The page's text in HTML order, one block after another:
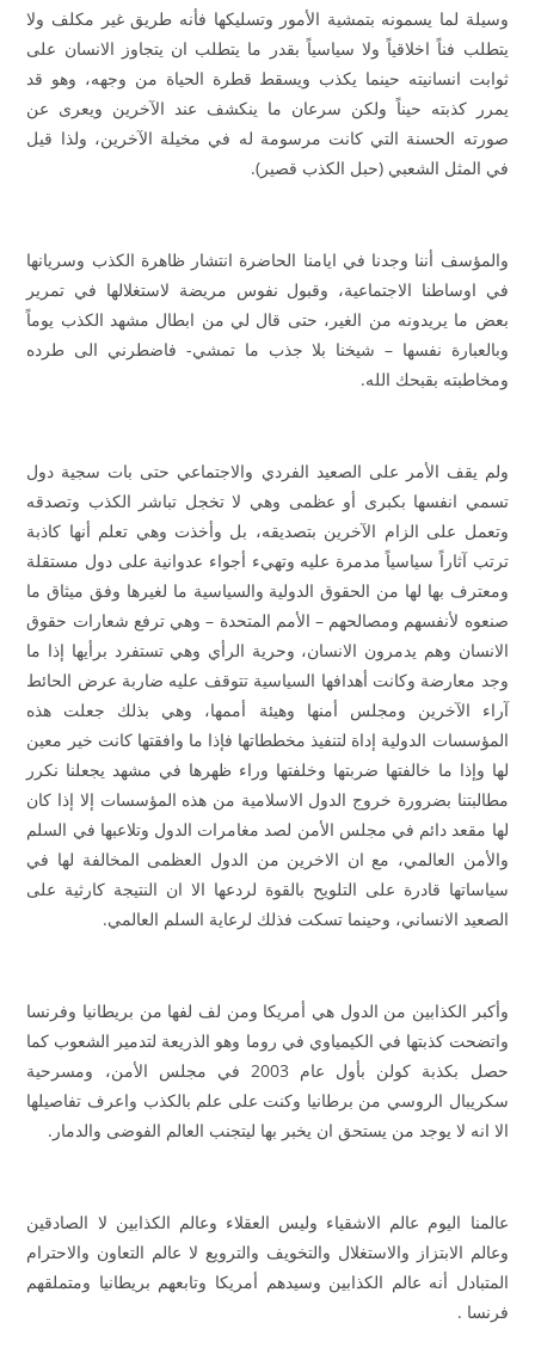
وسيلة لما يسمونه بتمشية الأمور وتسليكها فأنه طريق غير مكلف ولا
يتطلب فناً اخلاقياً ولا سياسياً بقدر ما يتطلب ان يتجاوز الانسان على
ثوابت انسانيته حينما يكذب ويسقط قطرة الحياة من وجهه، وهو قد
يمرر كذبته حيناً ولكن سرعان ما ينكشف عند الآخرين ويعرى عن
صورته الحسنة التي كانت مرسومة له في مخيلة الآخرين، ولذا قيل
في المثل الشعبي (حبل الكذب قصير).
والمؤسف أننا وجدنا في ايامنا الحاضرة انتشار ظاهرة الكذب وسريانها
في اوساطنا الاجتماعية، وقبول نفوس مريضة لاستغلالها في تمرير
بعض ما يريدونه من الغير، حتى قال لي من ابطال مشهد الكذب يوماً
وبالعبارة نفسها – شيخنا بلا جذب ما تمشي- فاضطرني الى طرده
ومخاطبته بقبحك الله.
ولم يقف الأمر على الصعيد الفردي والاجتماعي حتى بات سجية دول
تسمي انفسها بكبرى أو عظمى وهي لا تخجل تباشر الكذب وتصدقه
وتعمل على الزام الآخرين بتصديقه، بل وأخذت وهي تعلم أنها كاذبة
ترتب آثاراً سياسياً مدمرة عليه وتهيء أجواء عدوانية على دول مستقلة
ومعترف بها لها من الحقوق الدولية والسياسية ما لغيرها وفق ميثاق ما
صنعوه لأنفسهم ومصالحهم – الأمم المتحدة – وهي ترفع شعارات حقوق
الانسان وهم يدمرون الانسان، وحرية الرأي وهي تستفرد برأيها إذا ما
وجد معارضة وكانت أهدافها السياسية تتوقف عليه ضاربة عرض الحائط
آراء الآخرين ومجلس أمنها وهيئة أممها، وهي بذلك جعلت هذه
المؤسسات الدولية إداة لتنفيذ مخططاتها فإذا ما وافقتها كانت خير معين
لها وإذا ما خالفتها ضربتها وخلفتها وراء ظهرها في مشهد يجعلنا نكرر
مطالبتنا بضرورة خروج الدول الاسلامية من هذه المؤسسات إلا إذا كان
لها مقعد دائم في مجلس الأمن لصد مغامرات الدول وتلاعبها في السلم
والأمن العالمي، مع ان الاخرين من الدول العظمى المخالفة لها في
سياساتها قادرة على التلويح بالقوة لردعها الا ان النتيجة كارثية على
الصعيد الانساني، وحينما تسكت فذلك لرعاية السلم العالمي.
وأكبر الكذابين من الدول هي أمريكا ومن لف لفها من بريطانيا وفرنسا
واتضحت كذبتها في الكيمياوي في روما وهو الذريعة لتدمير الشعوب كما
حصل بكذبة كولن بأول عام 2003 في مجلس الأمن، ومسرحية
سكريبال الروسي من برطانيا وكنت على علم بالكذب واعرف تفاصيلها
الا انه لا يوجد من يستحق ان يخبر بها ليتجنب العالم الفوضى والدمار.
عالمنا اليوم عالم الاشقياء وليس العقلاء وعالم الكذابين لا الصادقين
وعالم الابتزاز والاستغلال والتخويف والترويع لا عالم التعاون والاحترام
المتبادل أنه عالم الكذابين وسيدهم أمريكا وتابعهم بريطانيا ومتملقهم
فرنسا .